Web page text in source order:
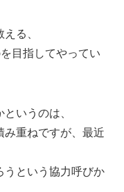
る、
目指してやってい
いうのは、
み重ねですが、最近
うという協力呼びか